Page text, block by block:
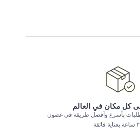
كل مكان في العالم
بأسرع وأفضل طريقة في غضون
فائقة